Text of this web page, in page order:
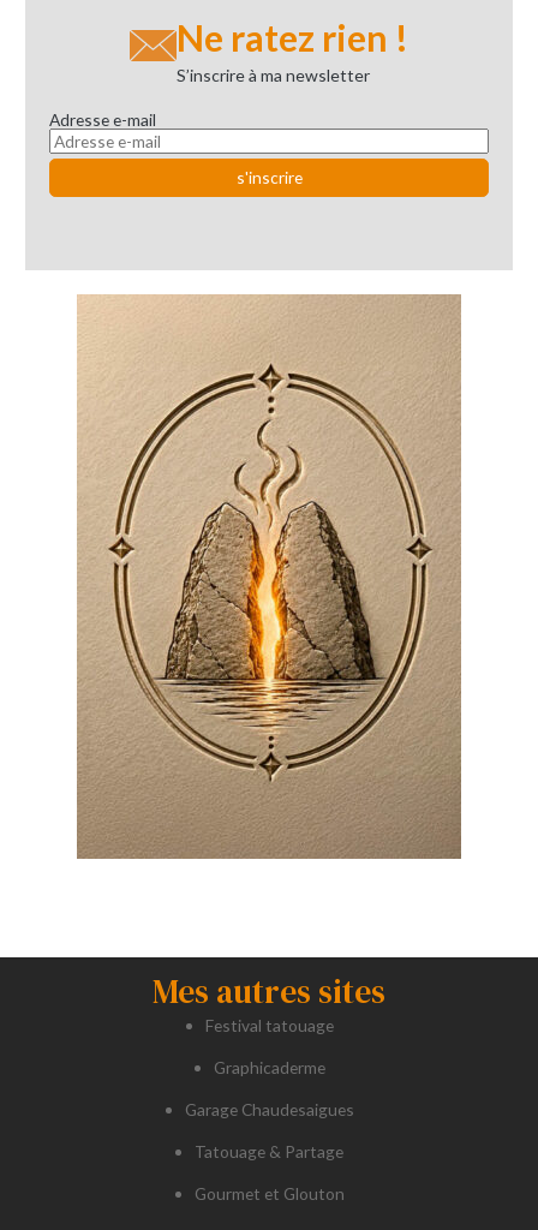
Ne ratez rien !
S’inscrire à ma newsletter
Adresse e-mail
Mes autres sites
Festival tatouage
Graphicaderme
Garage Chaudesaigues
Tatouage & Partage
Gourmet et Glouton